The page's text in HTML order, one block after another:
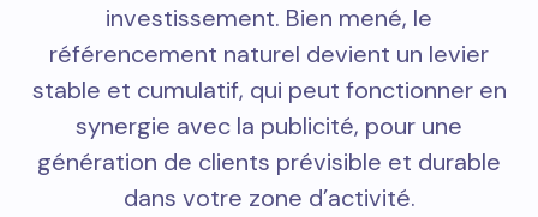
investissement. Bien mené, le
référencement naturel devient un levier
stable et cumulatif, qui peut fonctionner en
synergie avec la publicité, pour une
génération de clients prévisible et durable
dans votre zone d’activité.